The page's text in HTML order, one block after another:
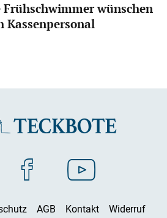
Frühschwimmer wünschen
Kassenpersonal
AGB Kontakt Widerruf